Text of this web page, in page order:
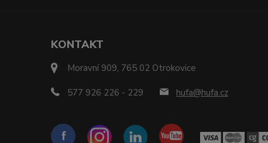
KONTAKT
Moravní 909, 765 02 Otrokovice
577 926 226 - 229 hufa@hufa.cz